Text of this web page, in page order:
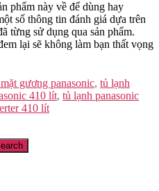
phẩm này về để dùng hay
số thông tin đánh giá dựa trên
từng sử dụng qua sản phẩm.
lại sẽ không làm bạn thất vọng
gương panasonic, tủ lạnh
410 lít, tủ lạnh panasonic
410 lít